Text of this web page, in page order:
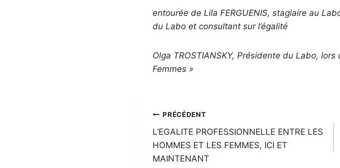
entourée de Lila FERGUENIS, stagiaire au
du Labo et consultant sur l’égalité
Olga TROSTIANSKY, Présidente du Labo,
Femmes »
Navigation
de
l’article
PRÉCÉDENT
L’EGALITE PROFESSIONNELLE ENTRE LES
HOMMES ET LES FEMMES, ICI ET
MAINTENANT